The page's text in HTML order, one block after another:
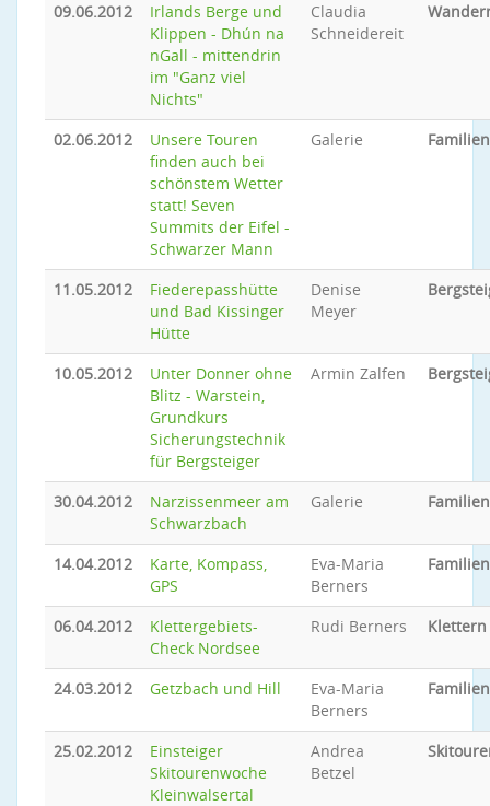
09.06.2012
Irlands Berge und
Klippen - Dhún na
nGall - mittendrin
im "Ganz viel
Nichts"
Claudia
Schneidereit
02.06.2012
Unsere Touren
finden auch bei
schönstem Wetter
statt! Seven
Summits der Eifel -
Schwarzer Mann
Galerie
11.05.2012
Fiederepasshütte
und Bad Kissinger
Hütte
Denise
Meyer
10.05.2012
Unter Donner ohne
Blitz - Warstein,
Grundkurs
Sicherungstechnik
für Bergsteiger
Armin Zalfen
30.04.2012
Narzissenmeer am
Schwarzbach
Galerie
14.04.2012
Karte, Kompass,
GPS
Eva-Maria
Berners
06.04.2012
Klettergebiets-
Check Nordsee
Rudi Berners Klettern
24.03.2012 Getzbach und Hill
Eva-Maria
Berners
25.02.2012
Einsteiger
Skitourenwoche
Kleinwalsertal
Andrea
Betzel